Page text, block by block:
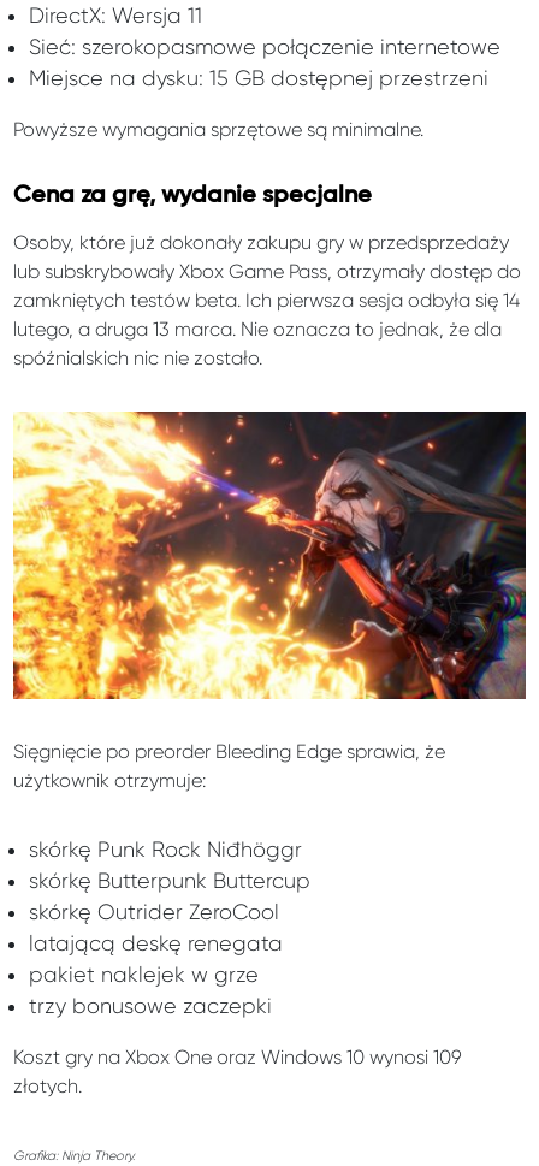
DirectX: Wersja 11
Sieć: szerokopasmowe połączenie internetowe
Miejsce na dysku: 15 GB dostępnej przestrzeni
Powyższe wymagania sprzętowe są minimalne.
Cena za grę, wydanie specjalne
Osoby, które już dokonały zakupu gry w przedsprzedaży
lub subskrybowały Xbox Game Pass, otrzymały dostęp do
zamkniętych testów beta. Ich pierwsza sesja odbyła się 14
lutego, a druga 13 marca. Nie oznacza to jednak, że dla
spóźnialskich nic nie zostało.
Sięgnięcie po preorder Bleeding Edge sprawia, że
użytkownik otrzymuje:
skórkę Punk Rock Niđhöggr
skórkę Butterpunk Buttercup
skórkę Outrider ZeroCool
latającą deskę renegata
pakiet naklejek w grze
trzy bonusowe zaczepki
Koszt gry na Xbox One oraz Windows 10 wynosi 109
złotych.
Grafika: Ninja Theory.